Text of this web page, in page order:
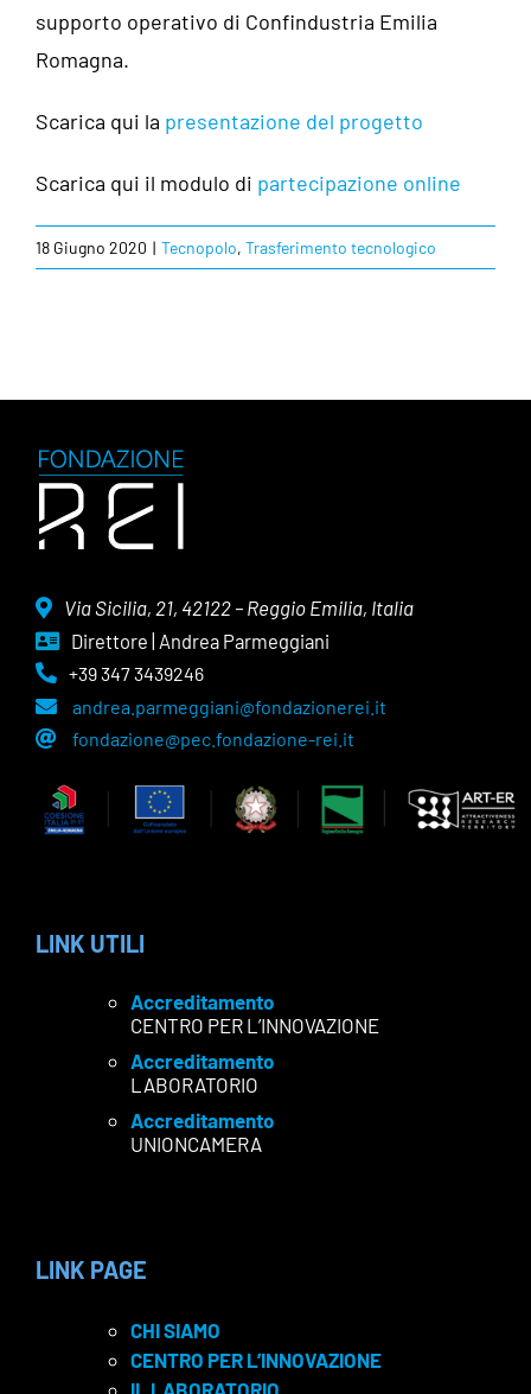
supporto operativo di Confindustria Emilia
Romagna.
Scarica qui la presentazione del progetto
Scarica qui il modulo di partecipazione online
18 Giugno 2020 | Tecnopolo, Trasferimento tecnologico
Via Sicilia, 21, 42122 – Reggio Emilia, Italia
Direttore | Andrea Parmeggiani
+39 347 3439246
andrea.parmeggiani@fondazionerei.it
fondazione@pec.fondazione-rei.it
LINK UTILI
Accreditamento
CENTRO PER L’INNOVAZIONE
Accreditamento
LABORATORIO
Accreditamento
UNIONCAMERA
LINK PAGE
CHI SIAMO
CENTRO PER L’INNOVAZIONE
IL LABORATORIO